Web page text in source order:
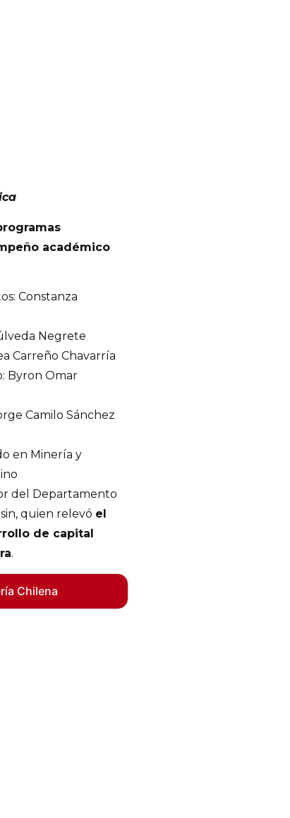
académico
Constanza
Negrete
Carreño Chavarría
Byron Omar
Camilo Sánchez
en Minería y
del Departamento
quien relevó el
de capital
.
Chilena